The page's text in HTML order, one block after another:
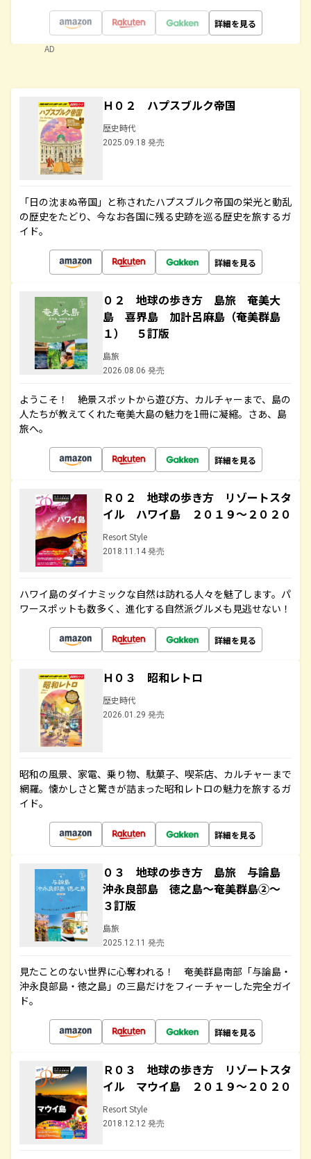
詳細を見る
AD
Ｈ０２ ハプスブルク帝国
歴史時代
2025.09.18 発売
「日の沈まぬ帝国」と称されたハプスブルク帝国の栄光と動乱
の歴史をたどり、今なお各国に残る史跡を巡る歴史を旅するガ
イド。
詳細を見る
０２ 地球の歩き方 島旅 奄美大
島 喜界島 加計呂麻島（奄美群島
１） ５訂版
島旅
2026.08.06 発売
ようこそ！ 絶景スポットから遊び方、カルチャーまで、島の
人たちが教えてくれた奄美大島の魅力を1冊に凝縮。さあ、島
旅へ。
詳細を見る
Ｒ０２ 地球の歩き方 リゾートスタ
イル ハワイ島 ２０１９～２０２０
Resort Style
2018.11.14 発売
ハワイ島のダイナミックな自然は訪れる人々を魅了します。パ
ワースポットも数多く、進化する自然派グルメも見逃せない！
詳細を見る
Ｈ０３ 昭和レトロ
歴史時代
2026.01.29 発売
昭和の風景、家電、乗り物、駄菓子、喫茶店、カルチャーまで
網羅。懐かしさと驚きが詰まった昭和レトロの魅力を旅するガ
イド。
詳細を見る
０３ 地球の歩き方 島旅 与論島
沖永良部島 徳之島～奄美群島②～
３訂版
島旅
2025.12.11 発売
見たことのない世界に心奪われる！ 奄美群島南部「与論島・
沖永良部島・徳之島」の三島だけをフィーチャーした完全ガイ
ド。
詳細を見る
Ｒ０３ 地球の歩き方 リゾートスタ
イル マウイ島 ２０１９～２０２０
Resort Style
2018.12.12 発売